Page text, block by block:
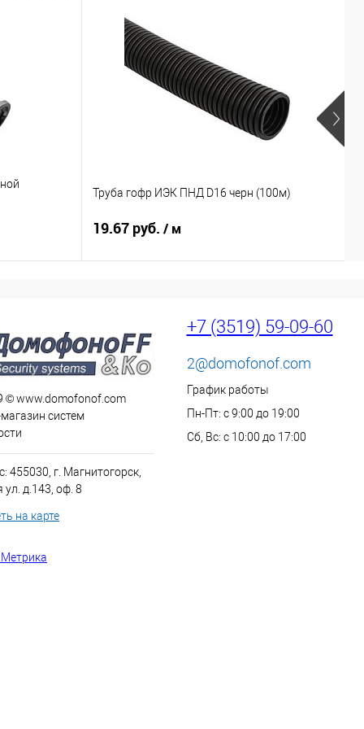
Труба гофр ИЭК ПНД D16 черн (100м)
19.67 руб. / м
© www.domofonof.com
систем
455030, г. Магнитогорск,
ул. д.143, оф. 8
на карте
+7 (3519) 59-09-60
2@domofonof.com
График работы
Пн-Пт: с 9:00 до 19:00
Сб, Вс: с 10:00 до 17:00